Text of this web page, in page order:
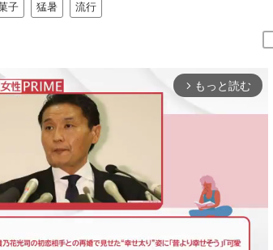
子 猛暑 流行
arrow_forward_ios もっと読む